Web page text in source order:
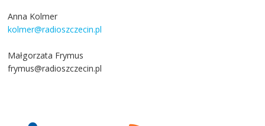
Anna Kolmer
kolmer@radioszczecin.pl
Małgorzata Frymus
frymus@radioszczecin.pl